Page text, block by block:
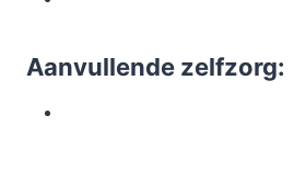
Aanvullende zelfzorg: